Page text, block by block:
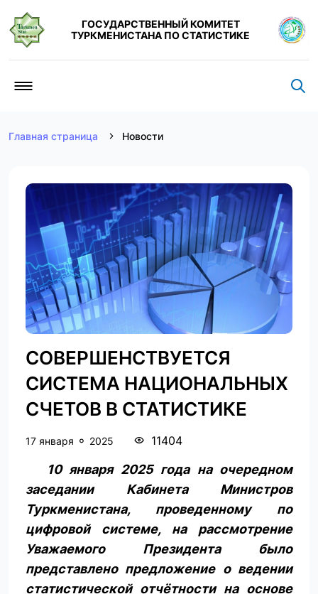
ГОСУДАРСТВЕННЫЙ КОМИТЕТ
ТУРКМЕНИСТАНА ПО СТАТИСТИКЕ
Главная страница Новости
СОВЕРШЕНСТВУЕТСЯ
СИСТЕМА НАЦИОНАЛЬНЫХ
СЧЕТОВ В СТАТИСТИКЕ
17 января 2025 11404
10 января 2025 года на очередном
заседании Кабинета Министров
Туркменистана, проведенному по
цифровой системе, на рассмотрение
Уважаемого Президента было
представлено предложение о ведении
статистической отчётности на основе